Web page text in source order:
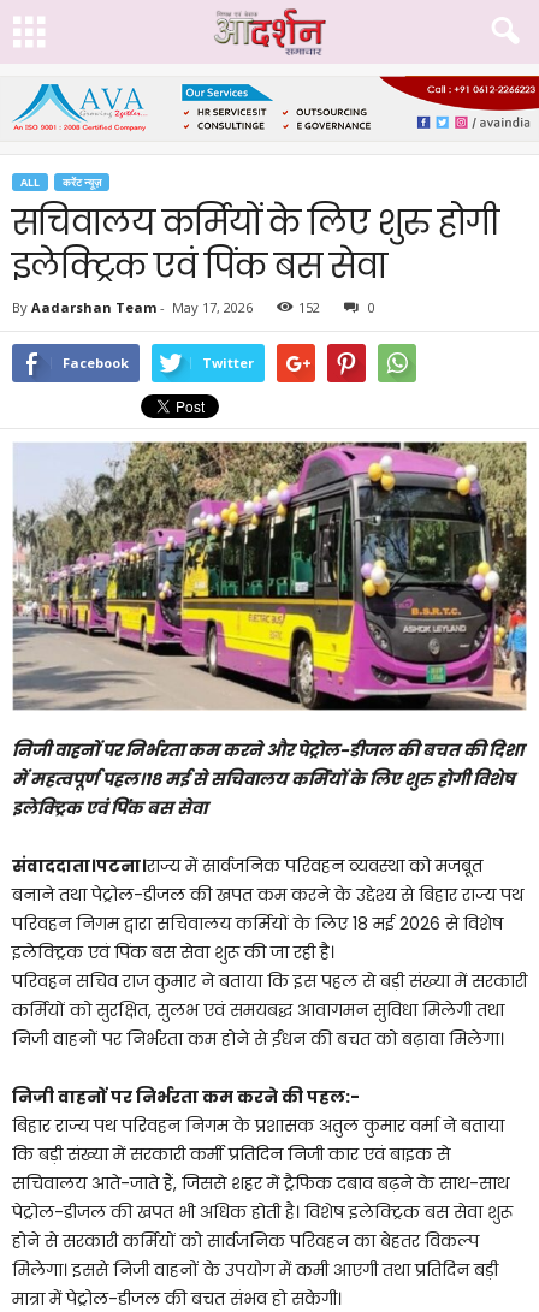
ALL करेंट न्यूज़
सचिवालय कर्मियों के लिए शुरु होगी
इलेक्ट्रिक एवं पिंक बस सेवा
By Aadarshan Team - May 17, 2026 152 0
Facebook Twitter
निजी वाहनों पर निर्भरता कम करने और पेट्रोल-डीजल की बचत की दिशा
में महत्वपूर्ण पहल।18 मई से सचिवालय कर्मियों के लिए शुरु होगी विशेष
इलेक्ट्रिक एवं पिंक बस सेवा
संवाददाता।पटना।राज्य में सार्वजनिक परिवहन व्यवस्था को मजबूत
बनाने तथा पेट्रोल-डीजल की खपत कम करने के उद्देश्य से बिहार राज्य पथ
परिवहन निगम द्वारा सचिवालय कर्मियों के लिए 18 मई 2026 से विशेष
इलेक्ट्रिक एवं पिंक बस सेवा शुरू की जा रही है।
परिवहन सचिव राज कुमार ने बताया कि इस पहल से बड़ी संख्या में सरकारी
कर्मियों को सुरक्षित, सुलभ एवं समयबद्ध आवागमन सुविधा मिलेगी तथा
निजी वाहनों पर निर्भरता कम होने से ईंधन की बचत को बढ़ावा मिलेगा।
निजी वाहनों पर निर्भरता कम करने की पहल:-
बिहार राज्य पथ परिवहन निगम के प्रशासक अतुल कुमार वर्मा ने बताया
कि बड़ी संख्या में सरकारी कर्मी प्रतिदिन निजी कार एवं बाइक से
सचिवालय आते-जाते हैं, जिससे शहर में ट्रैफिक दबाव बढ़ने के साथ-साथ
पेट्रोल-डीजल की खपत भी अधिक होती है। विशेष इलेक्ट्रिक बस सेवा शुरू
होने से सरकारी कर्मियों को सार्वजनिक परिवहन का बेहतर विकल्प
मिलेगा। इससे निजी वाहनों के उपयोग में कमी आएगी तथा प्रतिदिन बड़ी
मात्रा में पेट्रोल-डीजल की बचत संभव हो सकेगी।